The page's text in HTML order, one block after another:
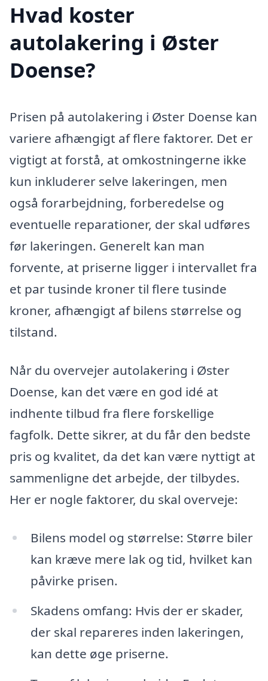
Hvad koster
autolakering i Øster
Doense?
Prisen på autolakering i Øster Doense kan
variere afhængigt af flere faktorer. Det er
vigtigt at forstå, at omkostningerne ikke
kun inkluderer selve lakeringen, men
også forarbejdning, forberedelse og
eventuelle reparationer, der skal udføres
før lakeringen. Generelt kan man
forvente, at priserne ligger i intervallet fra
et par tusinde kroner til flere tusinde
kroner, afhængigt af bilens størrelse og
tilstand.
Når du overvejer autolakering i Øster
Doense, kan det være en god idé at
indhente tilbud fra flere forskellige
fagfolk. Dette sikrer, at du får den bedste
pris og kvalitet, da det kan være nyttigt at
sammenligne det arbejde, der tilbydes.
Her er nogle faktorer, du skal overveje:
Bilens model og størrelse: Større biler
kan kræve mere lak og tid, hvilket kan
påvirke prisen.
Skadens omfang: Hvis der er skader,
der skal repareres inden lakeringen,
kan dette øge priserne.